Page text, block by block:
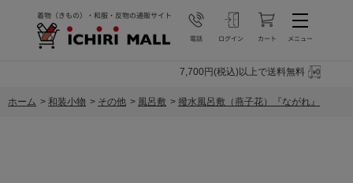
7,700円(税込)以上で送料無料
ホーム > 和装小物 > その他 > 風呂敷 > 撥水風呂敷（燕子花）『ながれ』